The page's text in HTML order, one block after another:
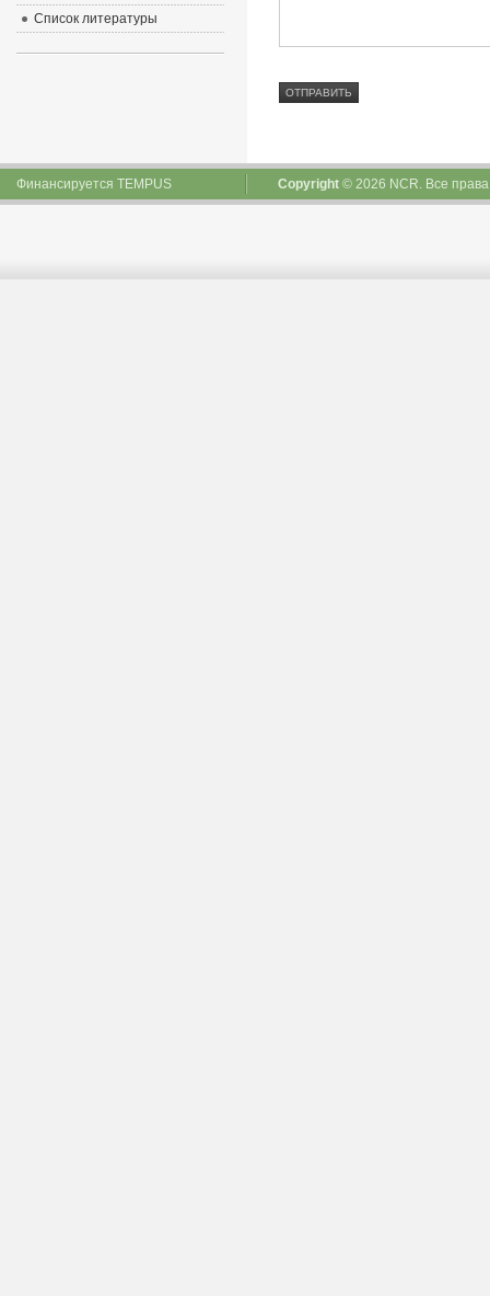
Список литературы
Финансируется TEMPUS Copyright © 2026 NCR. Все